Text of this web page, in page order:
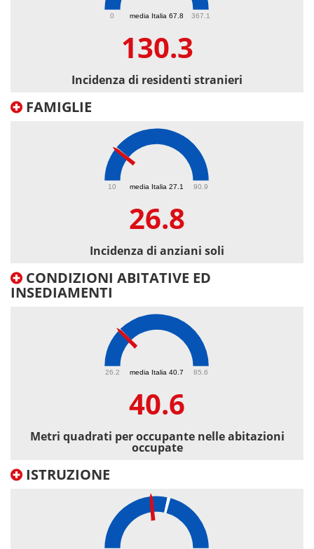
media Italia 67.8
0 367.1
130.3
Incidenza di residenti stranieri
FAMIGLIE
media Italia 27.1
10 90.9
26.8
Incidenza di anziani soli
CONDIZIONI ABITATIVE ED
INSEDIAMENTI
media Italia 40.7
26.2 85.6
40.6
Metri quadrati per occupante nelle abitazioni
occupate
ISTRUZIONE